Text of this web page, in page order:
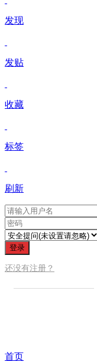
发现
发贴
收藏
标签
刷新
登录
还没有注册？
首页